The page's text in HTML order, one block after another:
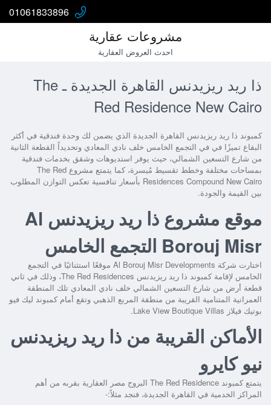
01061833896
مشروعات عقارية
احدث العروض العقارية
ذا ريد ريزيدنس القاهرة الجديدة ـ The
Red Residence New Cairo
كمبوند ذا ريد ريزيدنس القاهرة الجديدة الذي يضمن لك وحدة فندقية في أكثر
البقاع تميزًا في في التجمع الخامس خلف نادي المعادي وتحديداً القطعة الثانية
من شارع التسعين الشمالي، حيث يوفر استديوهات وشقق بخدمات فندقية
بمساحات مختلفة وخطط تقسيط مُيسرة، كما يتمتع
مشروع The Red
Residences Compound New Cairo بأسعار تنافسية تعكس التوازن المطلوب
بين القيمة والجودة.
موقع مشروع ذا ريد ريزيدنس Al
Borouj Misr التجمع الخامس
اختارت شركة Al Borouj Misr Developments موقعًا استثنائيًا في التجمع
الخامس لإقامة كمبوند ذا ريد ريزيدنس The Red Residences
، وذلك في ثاني
قطعة أرض من شارع التسعين الشمالي خلف نادي المعادي تلك المنطقة
العمرانية المتنامية القريبة من منطقة المربع الذهبي وتقع أمام كمبوند ليك فيو
بوتيك فيلاز Lake View Boutique Villas.
الأماكن القريبة من ذا ريد ريزيدنس
نيو كايرو
يتمتع كمبوند The Red Residence البروج مصر العقارية
بقربه من أهم
المراكز الخدمية في القاهرة الجديدة، فنجد مثلاً:-